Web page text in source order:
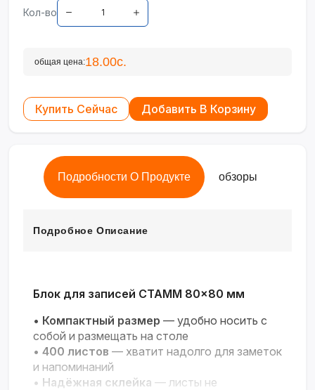
Кол-во
общая цена:18.00с.
Купить Сейчас Добавить В Корзину
Подробности О Продукте обзоры
Подробное Описание
Блок для записей СТАММ 80×80 мм
• Компактный размер — удобно носить с
собой и размещать на столе
• 400 листов — хватит надолго для заметок
и напоминаний
• Надёжная склейка — листы не